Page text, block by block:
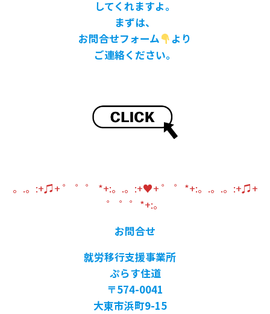
してくれますよ。
まずは、
お問合せフォーム
より
ご連絡ください。
。.。:+♫+ ゜ ゜゜ *+:。.。:+♥+ ゜ ゜*+:。.。.。:+♫+
゜ ゜゜*+:。
お問合せ
就労移行支援事業所
ぷらす住道
〒574-0041
大東市浜町9-15